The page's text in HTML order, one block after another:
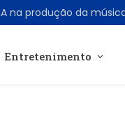
Entretenimento